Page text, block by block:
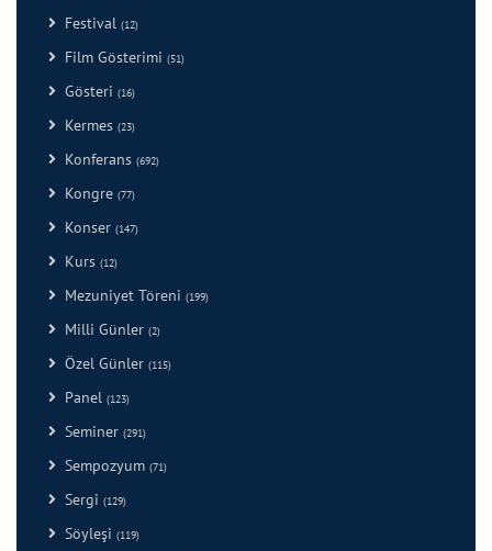
Festival (12)
Film Gösterimi (51)
Gösteri (16)
Kermes (23)
Konferans (692)
Kongre (77)
Konser (147)
Kurs (12)
Mezuniyet Töreni (199)
Milli Günler (2)
Özel Günler (115)
Panel (123)
Seminer (291)
Sempozyum (71)
Sergi (129)
Söyleşi (119)